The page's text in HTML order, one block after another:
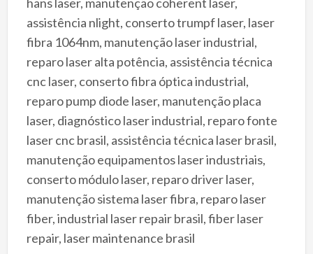
assistência nlight, conserto trumpf laser, laser
fibra 1064nm, manutenção laser industrial,
reparo laser alta potência, assistência técnica
cnc laser, conserto fibra óptica industrial,
reparo pump diode laser, manutenção placa
laser, diagnóstico laser industrial, reparo fonte
laser cnc brasil, assistência técnica laser brasil,
manutenção equipamentos laser industriais,
conserto módulo laser, reparo driver laser,
manutenção sistema laser fibra, reparo laser
fiber, industrial laser repair brasil, fiber laser
repair, laser maintenance brasil